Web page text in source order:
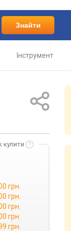
Знайти
Інструмент
купити
грн.
грн.
грн.
грн.
грн.